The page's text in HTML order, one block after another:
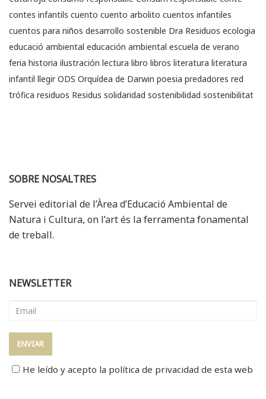
contes infantils cuento cuento arbolito cuentos infantiles
cuentos para niños desarrollo sostenible Dra Residuos ecologia
educació ambiental educación ambiental escuela de verano
feria historia ilustración lectura libro libros literatura literatura
infantil llegir ODS Orquídea de Darwin poesia predadores red
trófica residuos Residus solidaridad sostenibilidad sostenibilitat
SOBRE NOSALTRES
Servei editorial de l’Àrea d’Educació Ambiental de
Natura i Cultura, on l’art és la ferramenta fonamental
de treball.
NEWSLETTER
He leído y acepto la política de privacidad de esta web